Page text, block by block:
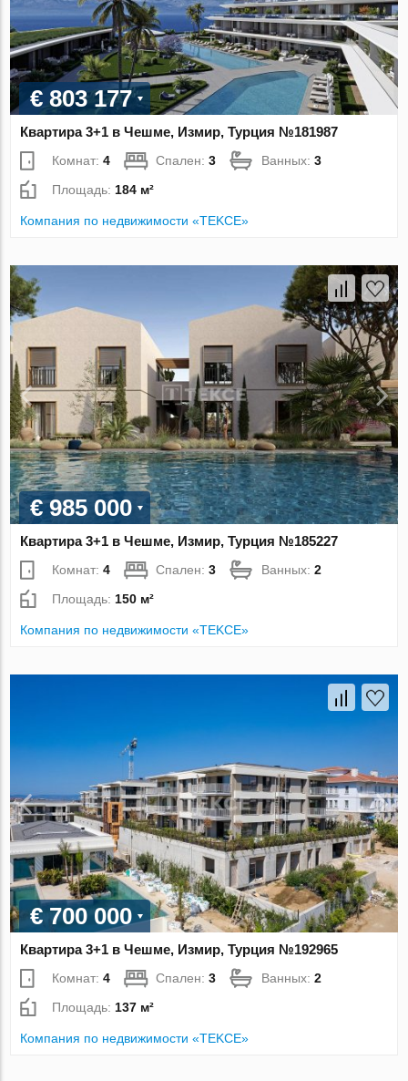
€ 803 177
Квартира 3+1 в Чешме, Измир, Турция №181987
Комнат:4 Спален:3 Ванных:3
Площадь: 184 м²
Компания по недвижимости «TEKCE»
€ 985 000
Квартира 3+1 в Чешме, Измир, Турция №185227
Комнат:4 Спален:3 Ванных:2
Площадь: 150 м²
Компания по недвижимости «TEKCE»
€ 700 000
Квартира 3+1 в Чешме, Измир, Турция №192965
Комнат:4 Спален:3 Ванных:2
Площадь:137 м²
Компания по недвижимости «TEKCE»